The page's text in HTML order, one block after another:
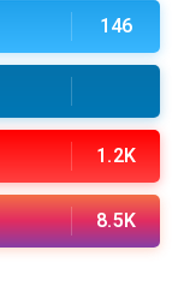
146
1.2K
8.5K